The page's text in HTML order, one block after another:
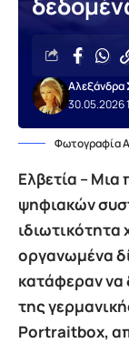
30.05.2026
Αλεξάνδρα
Φωτογραφία
Ελβετία –
ψηφιακών
ιδιωτικότητα
οργανωμένα
κατάφεραν να
της
Portraitbox,